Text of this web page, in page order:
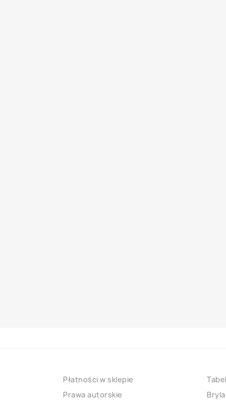
Płatności w sklepie
Prawa autorskie